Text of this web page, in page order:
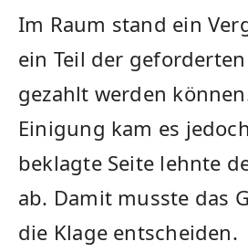
Im Raum stand ein
ein Teil der
gezahlt werden
Einigung kam es
beklagte Seite lehnte
ab. Damit musste das
die Klage entscheiden.